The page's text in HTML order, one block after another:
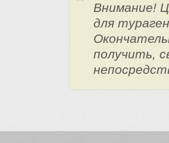
Внимание!
для
получить,